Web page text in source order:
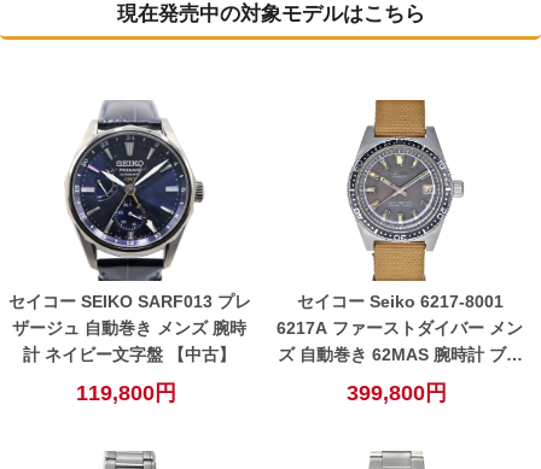
現在発売中の対象モデルはこちら
セイコー SEIKO SARF013 プレ
ザージュ 自動巻き メンズ 腕時
計 ネイビー文字盤 【中古】
119,800円
セイコー Seiko 6217-8001
6217A ファーストダイバー メン
ズ 自動巻き 62MAS 腕時計 ブラ
ック グレー【中古】
399,800円